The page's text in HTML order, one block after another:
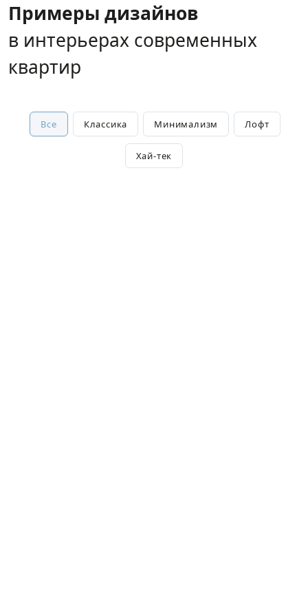
Примеры дизайнов
в интерьерах современных
квартир
Все Классика Минимализм Лофт
Хай-тек